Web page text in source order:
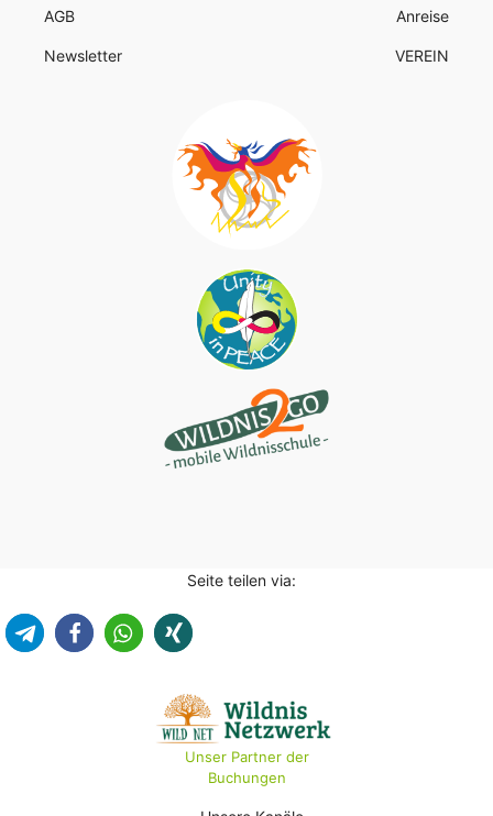
AGB
Newsletter
Anreise
VEREIN
Seite teilen via:
Unser Partner der
Buchungen